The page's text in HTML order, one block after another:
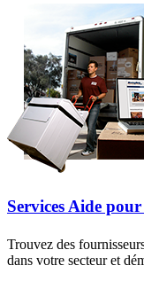
Services Aide
Trouvez des
dans votre secteur et